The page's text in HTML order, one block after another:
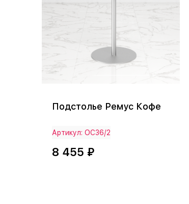
Подстолье Ремус Кофе
Артикул: ОС36/2
8 455 ₽